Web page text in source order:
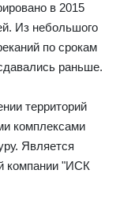
в 2015
Из небольшого
по срокам
раньше.
территорий
комплексами
Является
компании "ИСК